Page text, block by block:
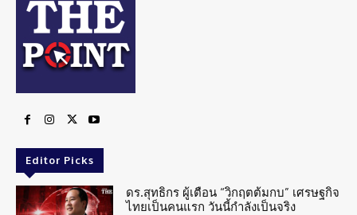
Editor Picks
ดร.สุทธิกร ผู้เตือน “วิกฤตต้มกบ” เศรษฐกิจ
ไทยเป็นคนแรก วันนี้กำลังเป็นจริง